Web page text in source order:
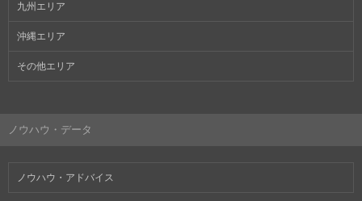
九州エリア
沖縄エリア
その他エリア
ノウハウ・データ
ノウハウ・アドバイス